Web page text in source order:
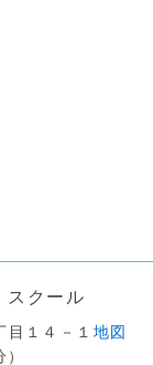
スクール
１４－１ 地図